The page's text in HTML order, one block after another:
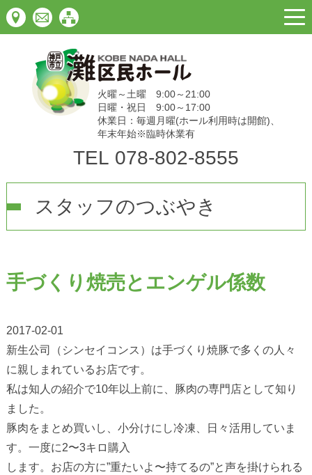
火曜～土曜 9:00～21:00
日曜・祝日 9:00～17:00
休業日：毎週月曜(ホール利用時は開館)、
年末年始※臨時休業有
TEL 078-802-8555
スタッフのつぶやき
手づくり焼売とエンゲル係数
2017-02-01
新生公司（シンセイコンス）は手づくり焼豚で多くの人々
に親しまれているお店です。
私は知人の紹介で10年以上前に、豚肉の専門店として知り
ました。
豚肉をまとめ買いし、小分けにし冷凍、日々活用していま
す。一度に2〜3キロ購入
します。お店の方に”重たいよ〜持てるの”と声を掛けられる